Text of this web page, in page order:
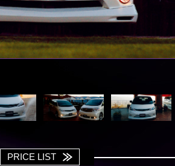
PRICE LIST